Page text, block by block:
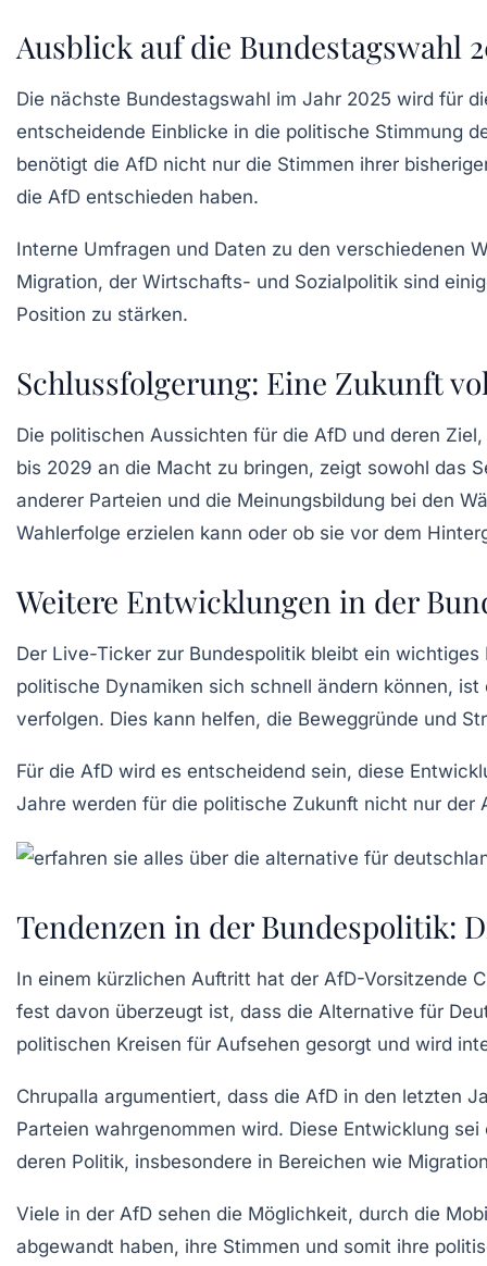
Ausblick auf die Bundestagswahl
Die nächste Bundestagswahl im Jahr 2025 wird für
entscheidende Einblicke in die politische Stimmung
benötigt die AfD nicht nur die Stimmen ihrer
die AfD entschieden haben.
Interne Umfragen und Daten zu den verschiedenen
Migration, der Wirtschafts- und Sozialpolitik sind
Position zu stärken.
Schlussfolgerung: Eine Zukunft
Die politischen Aussichten für die AfD und deren
bis 2029 an die Macht zu bringen, zeigt sowohl das
anderer Parteien und die Meinungsbildung bei den
Wahlerfolge erzielen kann oder ob sie vor dem
Weitere Entwicklungen in der
Der Live-Ticker zur Bundespolitik bleibt ein wichtiges
politische Dynamiken sich schnell ändern können,
verfolgen. Dies kann helfen, die Beweggründe und
Für die AfD wird es entscheidend sein, diese
Jahre werden für die politische Zukunft nicht nur der
Tendenzen in der Bundespolitik:
In einem kürzlichen Auftritt hat der AfD-Vorsitzende
fest davon überzeugt ist, dass die Alternative für
politischen Kreisen für Aufsehen gesorgt und wird
Chrupalla argumentiert, dass die AfD in den letzten
Parteien wahrgenommen wird. Diese Entwicklung
deren Politik, insbesondere in Bereichen wie
Viele in der AfD sehen die Möglichkeit, durch die
abgewandt haben, ihre Stimmen und somit ihre